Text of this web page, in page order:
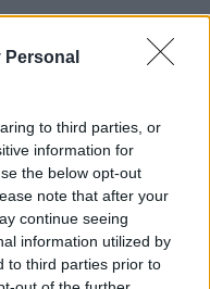
Personal
to third parties, or
information for
the below opt-out
note that after your
continue seeing
information utilized by
to third parties prior to
Δημοφιλή